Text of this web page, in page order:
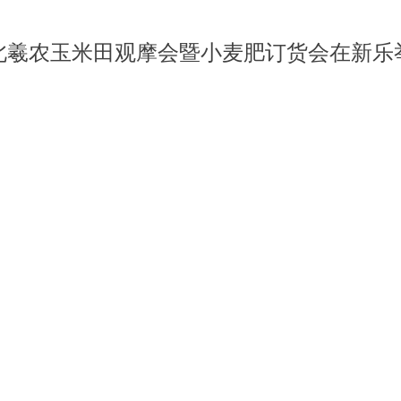
羲农玉米田观摩会暨小麦肥订货会在新乐